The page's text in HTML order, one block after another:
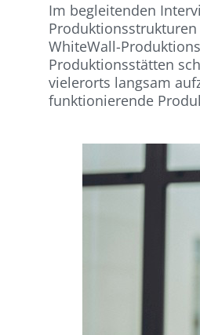
Im begleitenden
WhiteWall-
Produktionsstätten
vielerorts langsam
funktionierende